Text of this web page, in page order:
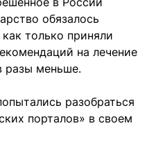
обязалось
только приняли
на лечение
разы меньше.
разобраться
порталов» в своем